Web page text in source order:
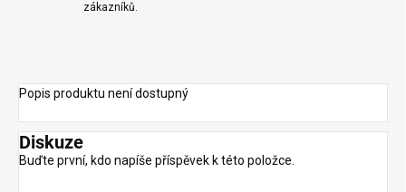
zákazníků.
Popis produktu není dostupný
Diskuze
Buďte první, kdo napíše příspěvek k této položce.